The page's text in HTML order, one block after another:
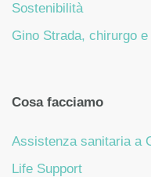
Sostenibilità
Gino Strada, chirurgo
Cosa facciamo
Assistenza sanitaria a
Life Support